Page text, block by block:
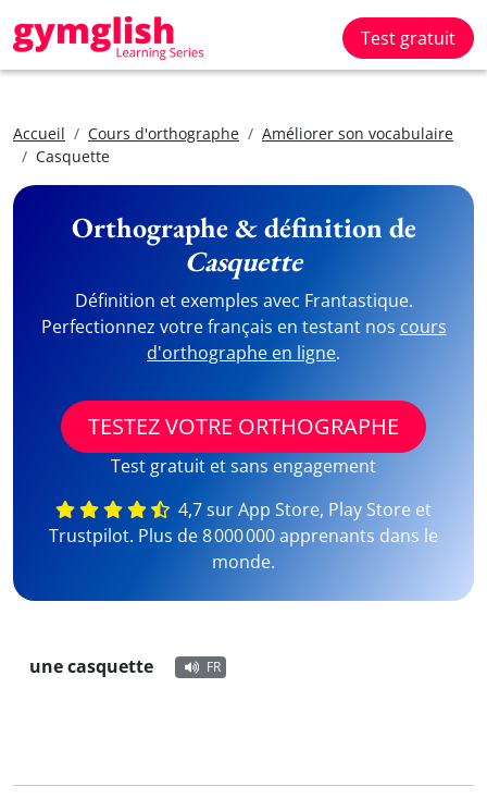
Test gratuit
Accueil Cours d'orthographe
Améliorer son vocabulaire
Casquette
Orthographe & définition de
Casquette
Définition et exemples avec Frantastique.
Perfectionnez votre français en testant nos cours
d'orthographe en ligne.
TESTEZ VOTRE ORTHOGRAPHE
Test gratuit et sans engagement
4,7 sur App Store, Play Store et
Trustpilot. Plus de 8 000 000 apprenants dans le
monde.
une casquette FR